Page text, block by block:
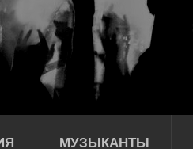
МУЗЫКАНТЫ